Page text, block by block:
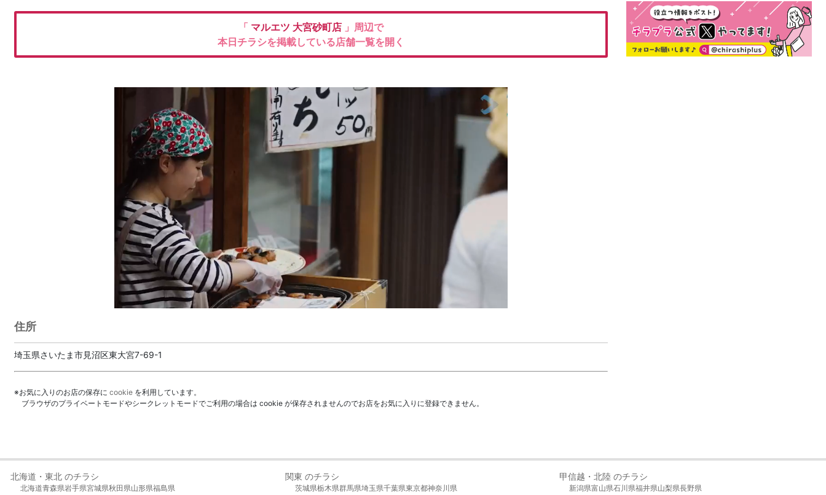
「 マルエツ 大宮砂町店 」周辺で
本日チラシを掲載している店舗一覧を開く
住所
埼玉県さいたま市見沼区東大宮7-69-1
※お気に入りのお店の保存に cookie を利用しています。
ブラウザのプライベートモードやシークレットモードでご利用の場合は cookie が保存されませんのでお店をお気に入りに登録できません。
北海道・東北 のチラシ
北海道青森県岩手県宮城県秋田県山形県福島県
関東 のチラシ
茨城県栃木県群馬県埼玉県千葉県東京都神奈川県
甲信越・北陸 のチラシ
新潟県富山県石川県福井県山梨県長野県